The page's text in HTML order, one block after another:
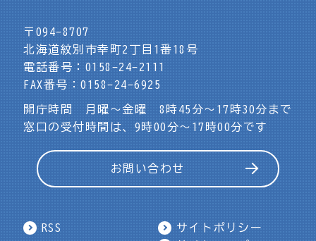
〒094-8707
北海道紋別市幸町2丁目1番18号
電話番号：0158-24-2111
FAX番号：0158-24-6925
開庁時間 月曜～金曜 8時45分～17時30分まで
窓口の受付時間は、9時00分～17時00分です
お問い合わせ
RSS
サイトポリシー